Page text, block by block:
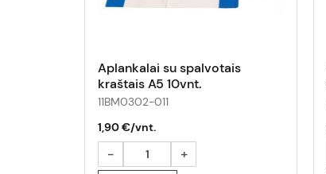
Aplankalai su spalvotais
kraštais A5 10vnt.
11BM0302-011
1,90 €/vnt.
- +